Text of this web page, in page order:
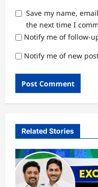
Save my name,
the next time I
Notify me of follow-
Notify me of new
Related Stories